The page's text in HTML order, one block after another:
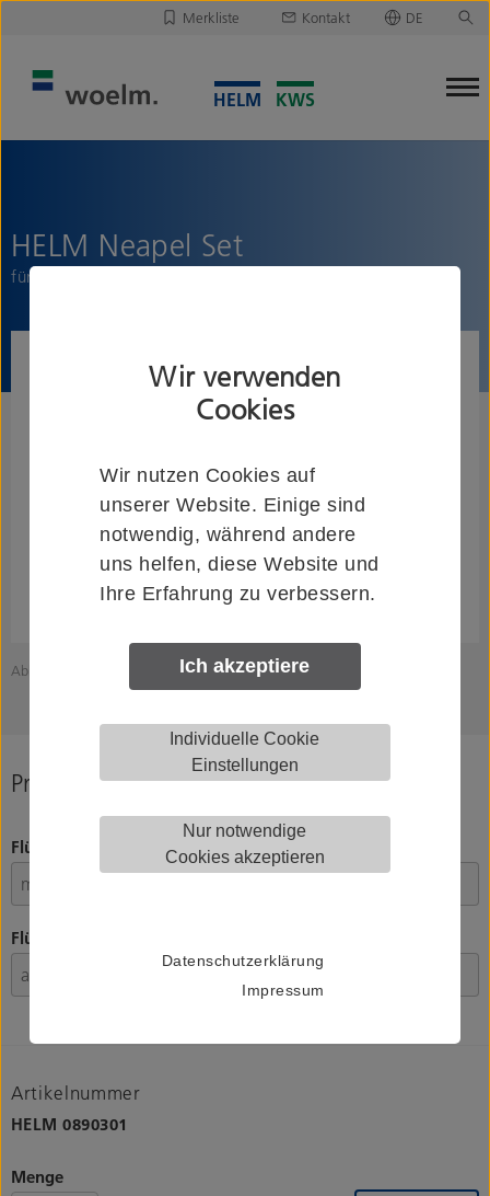
Wir verwenden
Cookies
Wir nutzen Cookies auf
unserer Website. Einige sind
notwendig, während andere
uns helfen, diese Website und
Ihre Erfahrung zu verbessern.
Ich akzeptiere
Individuelle Cookie
Einstellungen
Nur notwendige
Cookies akzeptieren
Datenschutzerklärung
Impressum
Merkliste Kontakt DE
HELM Neapel Set
für Flügel bis 100 kg, Kopfmontage
Abbildung zeigt HELM 0890301
Produkt konfigurieren
Flügelgewicht
Flügelstärke
Artikelnummer
HELM0890301
Menge